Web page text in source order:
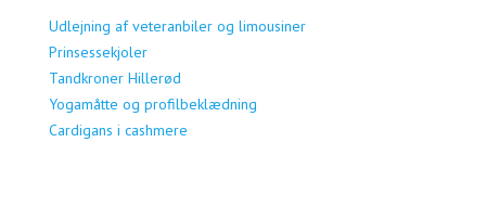
Udlejning af veteranbiler og limousiner
Prinsessekjoler
Tandkroner Hillerød
Yogamåtte og profilbeklædning
Cardigans i cashmere